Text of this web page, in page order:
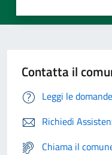
Contatta il
Leggi le
Richiedi
Chiama il